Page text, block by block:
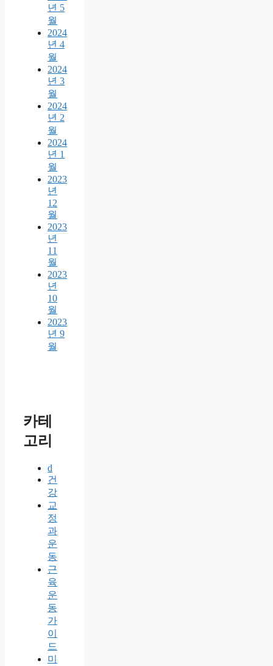
년 5
월
2024
년 4
월
2024
년 3
월
2024
년 2
월
2024
년 1
월
2023
년
12
월
2023
년
11
월
2023
년
10
월
2023
년 9
월
카테
고리
d
건
강
교
정
과
운
동
근
육
운
동
가
이
드
미